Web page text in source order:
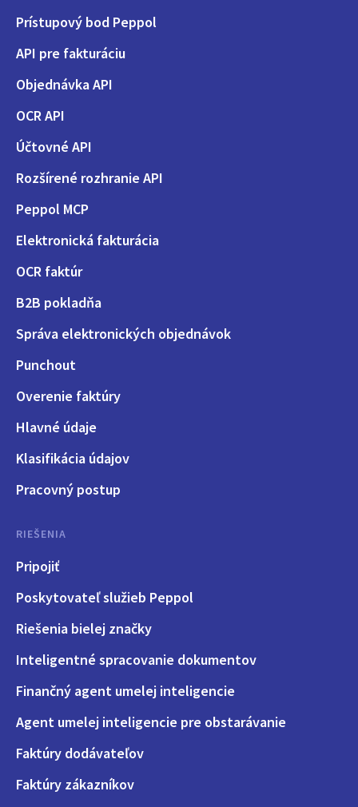
Prístupový bod Peppol
API pre fakturáciu
Objednávka API
OCR API
Účtovné API
Rozšírené rozhranie API
Peppol MCP
Elektronická fakturácia
OCR faktúr
B2B pokladňa
Správa elektronických objednávok
Punchout
Overenie faktúry
Hlavné údaje
Klasifikácia údajov
Pracovný postup
RIEŠENIA
Pripojiť
Poskytovateľ služieb Peppol
Riešenia bielej značky
Inteligentné spracovanie dokumentov
Finančný agent umelej inteligencie
Agent umelej inteligencie pre obstarávanie
Faktúry dodávateľov
Faktúry zákazníkov